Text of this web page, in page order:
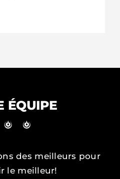
ÉQUIPE
des meilleurs pour
le meilleur!